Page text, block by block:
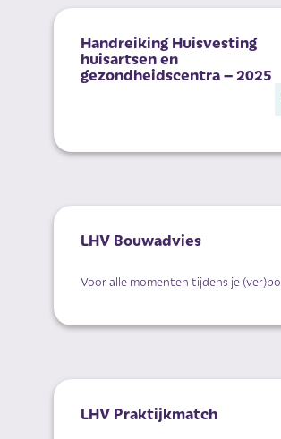
Handreiking Huisvesting
huisartsen en
gezondheidscentra – 2025
LHV Bouwadvies
Voor alle momenten tijdens je
LHV Praktijkmatch